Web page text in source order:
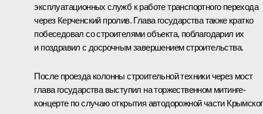
эксплуатационных служб к работе транспортного перехода
через Керченский пролив. Глава государства также кратко
побеседовал со строителями объекта, поблагодарил их
и поздравил с досрочным завершением строительства.
После проезда колонны строительной техники через мост
глава государства выступил на торжественном митинге-
концерте по случаю открытия автодорожной части